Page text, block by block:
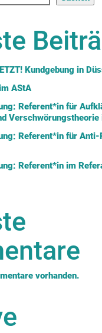
Kundgebung in
AStA
Referent*in für
Verschwörungstheorie
Referent*in für
Referent*in im
vorhanden.